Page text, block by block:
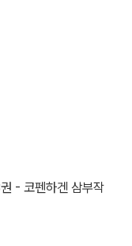
- 코펜하겐 삼부작